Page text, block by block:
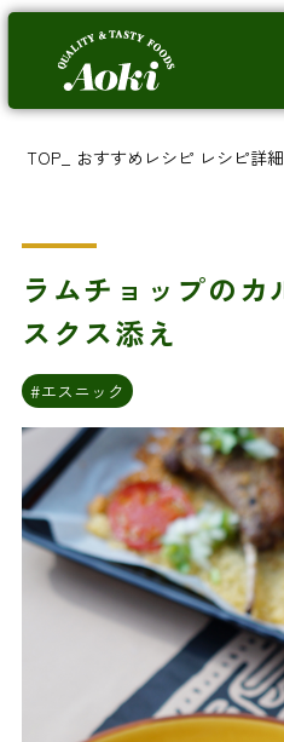
TOP おすすめレシピ レシピ詳細
ラムチョップのカ
スクス添え
#エスニック